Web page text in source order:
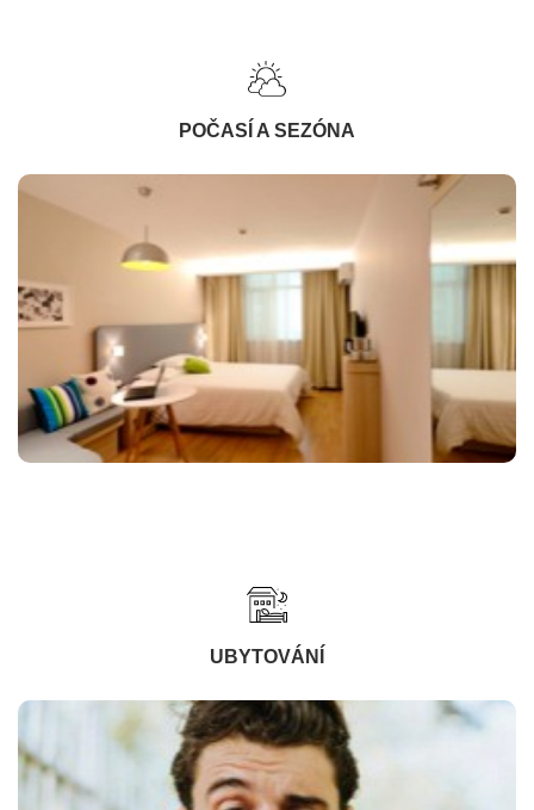
POČASÍ A SEZÓNA
UBYTOVÁNÍ